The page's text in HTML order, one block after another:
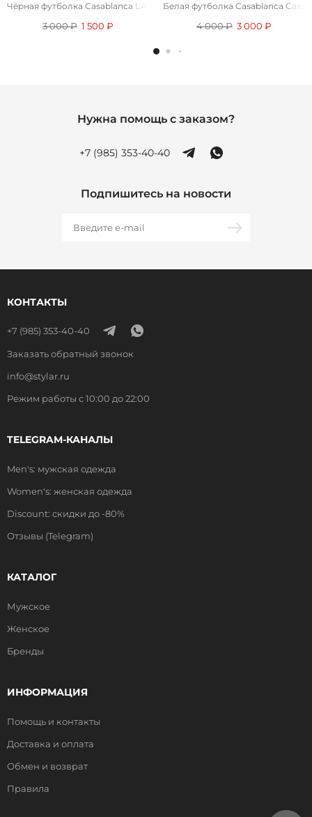
Чёрная футболка Casablanca L'Arche De Jour
3 000 ₽ 1 500 ₽
Белая футболка Casablanca Casa
4 000 ₽ 3 000 ₽
Нужна помощь с заказом?
+7 (985) 353-40-40
Подпишитесь на новости
КОНТАКТЫ
+7 (985) 353-40-40
Заказать обратный звонок
info@stylar.ru
Режим работы с 10:00 до 22:00
TELEGRAM-КАНАЛЫ
Men's: мужская одежда
Women's: женская одежда
Discount: скидки до -80%
Отзывы (Telegram)
КАТАЛОГ
Мужское
Женское
Бренды
ИНФОРМАЦИЯ
Помощь и контакты
Доставка и оплата
Обмен и возврат
Правила